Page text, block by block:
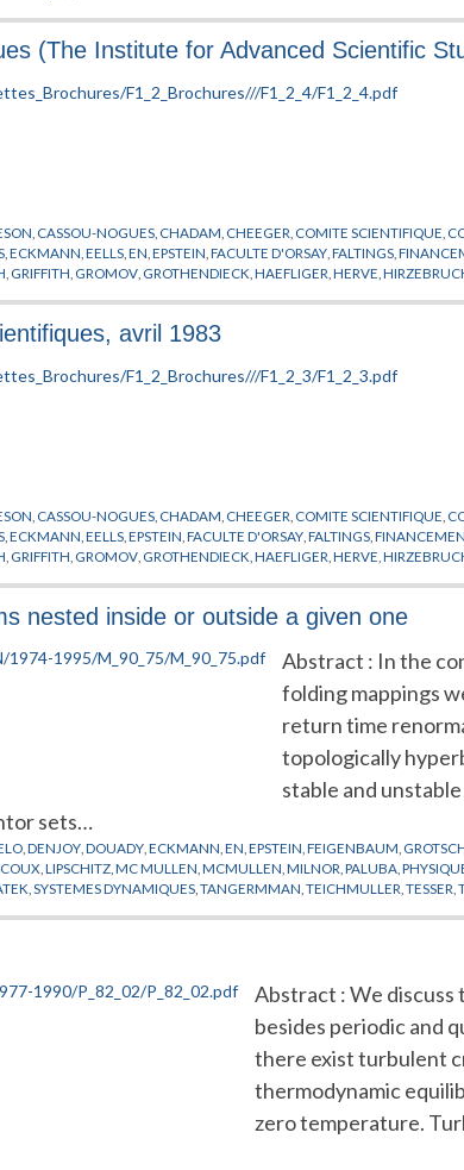
(The Institute for Advanced Scientific
CASSOU-NOGUES CHADAM CHEEGER COMITE SCIENTIFIQUE
,ECKMANN ,EELLS ,EN ,EPSTEIN ,FACULTE D'ORSAY ,FALTINGS ,
GRIFFITH GROMOV GROTHENDIECK ,HAEFLIGER ,HERVE ,
,SARNAK, SCHILDT,SENECHAL,SERIES
avril 1983
CASSOU-NOGUES CHADAM CHEEGER COMITE SCIENTIFIQUE
,ECKMANN ,EELLS ,EPSTEIN ,FACULTE D'ORSAY ,FALTINGS ,
GRIFFITH GROMOV GROTHENDIECK ,HAEFLIGER ,HERVE ,
,SARNAK,SCHILDT,SENECHAL,SERIES,SINAI,STASICA,SULLIVAN
nested inside or outside a given one
Abstract : In the
folding mappings
return time
topologically
stable and
sets…
,DENJOY ,DOUADY ,ECKMANN ,EN ,EPSTEIN ,FEIGENBAUM
,LIPSCHITZ ,MC MULLEN ,MCMULLEN ,MILNOR ,PALUBA ,
,SYSTEMES DYNAMIQUES ,TANGERMMAN ,TEICHMULLER ,TESSER ,
Abstract : We
besides periodic and
there exist turbulent
thermodynamic
zero temperature.